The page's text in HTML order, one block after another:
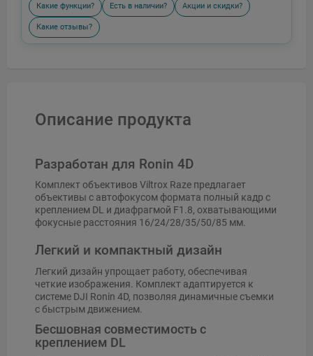
Какие функции? Есть в наличии? Акции и скидки?
Какие отзывы?
Описание продукта
Разработан для Ronin 4D
Комплект объективов Viltrox Raze предлагает
объективы с автофокусом формата полный кадр с
креплением DL и диафрагмой F1.8, охватывающими
фокусные расстояния 16/24/28/35/50/85 мм.
Легкий и компактный дизайн
Легкий дизайн упрощает работу, обеспечивая
четкие изображения. Комплект адаптируется к
системе DJI Ronin 4D, позволяя динамичные съемки
с быстрым движением.
Бесшовная совместимость с
креплением DL